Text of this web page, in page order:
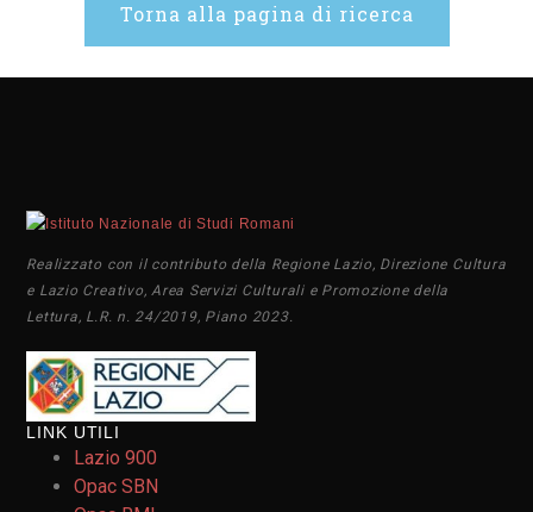
Torna alla pagina di ricerca
Realizzato con il contributo della Regione Lazio, Direzione Cultura
e Lazio Creativo, Area Servizi Culturali e Promozione della
Lettura, L.R. n. 24/2019, Piano 2023.
LINK UTILI
Lazio 900
Opac SBN